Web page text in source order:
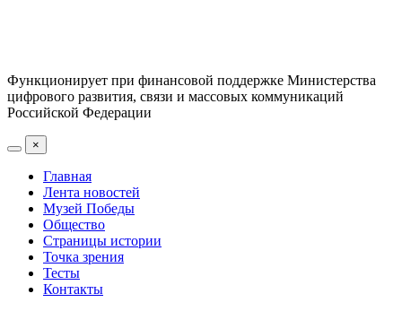
Функционирует при финансовой поддержке Министерства
цифрового развития, связи и массовых коммуникаций
Российской Федерации
×
Главная
Лента новостей
Музей Победы
Общество
Страницы истории
Точка зрения
Тесты
Контакты